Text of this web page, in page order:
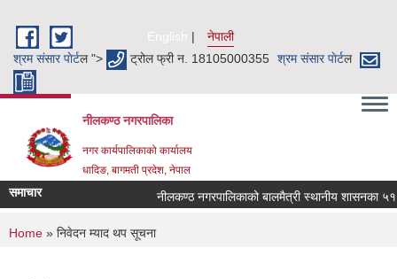
English
नेपाली
श्रम संसार पाेर्टल "> ट्रोल फ्री न. 18105000355 श्रम संसार पाेर्टल
नीलकण्ठ नगरपालिका
नगर कार्यपालिकाको कार्यालय
धादिङ, बागमती प्रदेश, नेपाल
समाचार नीलकण्ठ नगरपालिकाको बालमैत्री स्थानीय शासनका ५१
You are here
Home » निवेदन म्याद थप सूचना